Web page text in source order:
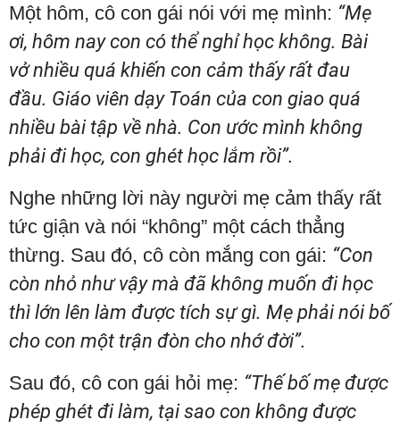
Một hôm, cô con gái nói với mẹ mình: “Mẹ
ơi, hôm nay con có thể nghỉ học không. Bài
vở nhiều quá khiến con cảm thấy rất đau
đầu. Giáo viên dạy Toán của con giao quá
nhiều bài tập về nhà. Con ước mình không
phải đi học, con ghét học lắm rồi”.
Nghe những lời này người mẹ cảm thấy rất
tức giận và nói “không” một cách thẳng
thừng. Sau đó, cô còn mắng con gái: “Con
còn nhỏ như vậy mà đã không muốn đi học
thì lớn lên làm được tích sự gì. Mẹ phải nói bố
cho con một trận đòn cho nhớ đời”.
Sau đó, cô con gái hỏi mẹ: “Thế bố mẹ được
phép ghét đi làm, tại sao con không được